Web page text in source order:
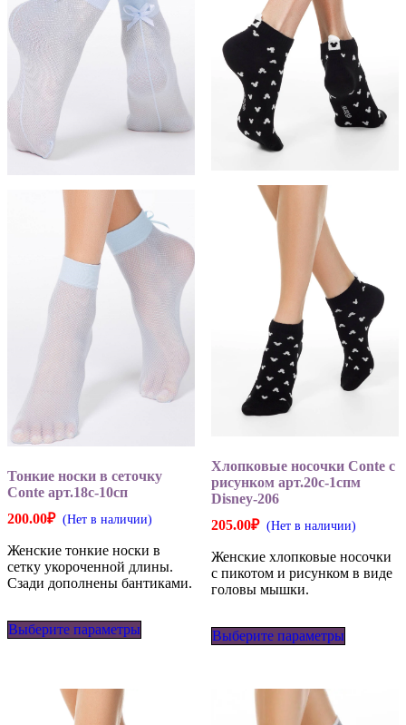
Тонкие носки в сеточку
Conte арт.18с-10сп
200.00₽(Нет в наличии)
Женские тонкие носки в
сетку укороченной длины.
Сзади дополнены бантиками.
Выберите параметры
Хлопковые носочки Conte с
рисунком арт.20с-1спм
Disney-206
205.00₽(Нет в наличии)
Женские хлопковые носочки
с пикотом и рисунком в виде
головы мышки.
Выберите параметры